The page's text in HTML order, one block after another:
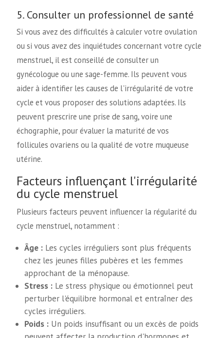
5. Consulter un professionnel de santé
Si vous avez des difficultés à calculer votre ovulation
ou si vous avez des inquiétudes concernant votre cycle
menstruel, il est conseillé de consulter un
gynécologue ou une sage-femme. Ils peuvent vous
aider à identifier les causes de l'irrégularité de votre
cycle et vous proposer des solutions adaptées. Ils
peuvent prescrire une prise de sang, voire une
échographie, pour évaluer la maturité de vos
follicules ovariens ou la qualité de votre muqueuse
utérine.
Facteurs influençant l'irrégularité
du cycle menstruel
Plusieurs facteurs peuvent influencer la régularité du
cycle menstruel, notamment :
Âge : Les cycles irréguliers sont plus fréquents
chez les jeunes filles pubères et les femmes
approchant de la ménopause.
Stress : Le stress physique ou émotionnel peut
perturber l'équilibre hormonal et entraîner des
cycles irréguliers.
Poids : Un poids insuffisant ou un excès de poids